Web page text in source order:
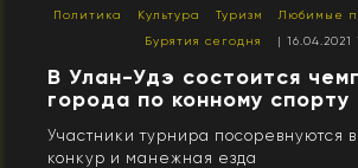
Политика
Культура Туризм
Любимые
Бурятия сегодня
| 16.04.2021
В Улан-Удэ состоится
города по конному спорту
Участники турнира посоревнуются
конкур и манежная езда